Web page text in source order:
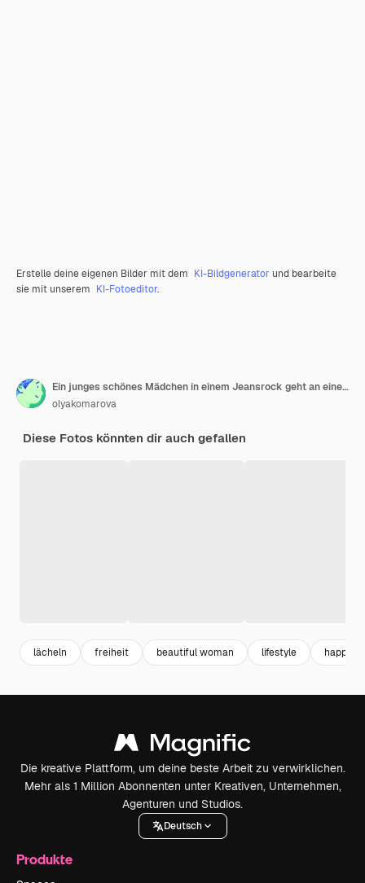
Erstelle deine eigenen Bilder mit dem KI-Bildgenerator und bearbeite
sie mit unserem KI-Fotoeditor.
Ein junges schönes Mädchen in einem Jeansrock geht an einem sonnigen Tag durch ein Weizenfeld
olyakomarova
Diese Fotos könnten dir auch gefallen
lächeln freiheit beautiful woman lifestyle happy
Die kreative Plattform, um deine beste Arbeit zu verwirklichen.
Mehr als 1 Million Abonnenten unter Kreativen, Unternehmen,
Agenturen und Studios.
Deutsch
Produkte